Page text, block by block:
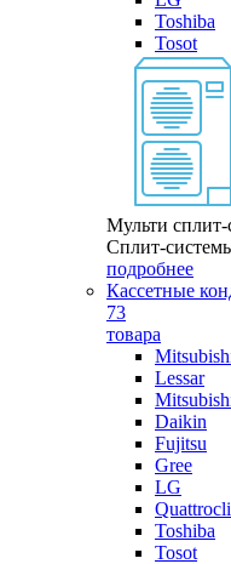
Toshiba
Tosot
Мульти
Сплит-
подробнее
Кассетные
73
товара
Lessar
Daikin
Fujitsu
Gree
LG
Toshiba
Tosot